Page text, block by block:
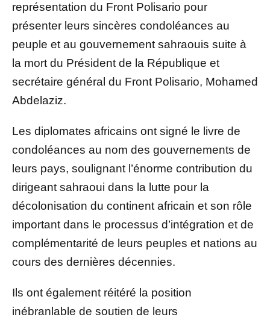
représentation du Front Polisario pour
présenter leurs sincères condoléances au
peuple et au gouvernement sahraouis suite à
la mort du Président de la République et
secrétaire général du Front Polisario, Mohamed
Abdelaziz.
Les diplomates africains ont signé le livre de
condoléances au nom des gouvernements de
leurs pays, soulignant l’énorme contribution du
dirigeant sahraoui dans la lutte pour la
décolonisation du continent africain et son rôle
important dans le processus d’intégration et de
complémentarité de leurs peuples et nations au
cours des dernières décennies.
Ils ont également réitéré la position
inébranlable de soutien de leurs